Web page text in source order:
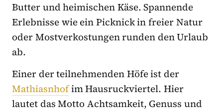
Butter und heimischen Käse. Spannende
Erlebnisse wie ein Picknick in freier Natur
oder Mostverkostungen runden den Urlaub
ab.
Einer der teilnehmenden Höfe ist der
Mathiasnhofim Hausruckviertel. Hier
lautet das Motto Achtsamkeit, Genuss und